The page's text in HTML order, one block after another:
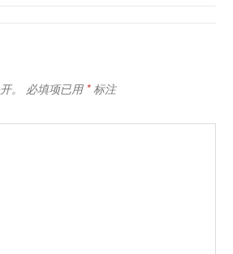
。 必填项已用 *标注